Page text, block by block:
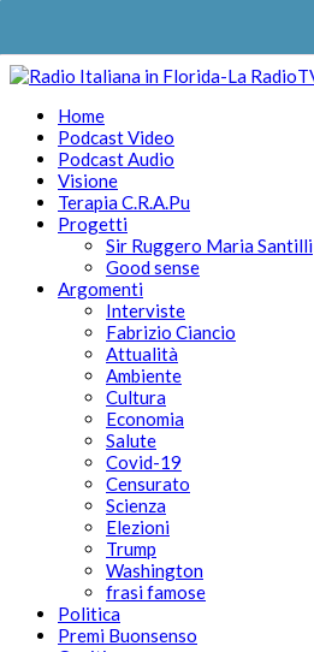
Home
Podcast Video
Podcast Audio
Visione
Terapia C.R.A.Pu
Progetti
Sir Ruggero Maria Santilli
Good sense
Argomenti
Interviste
Fabrizio Ciancio
Attualità
Ambiente
Cultura
Economia
Salute
Covid-19
Censurato
Scienza
Elezioni
Trump
Washington
frasi famose
Politica
Premi Buonsenso